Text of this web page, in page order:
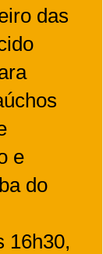
das
e
do
16h30,